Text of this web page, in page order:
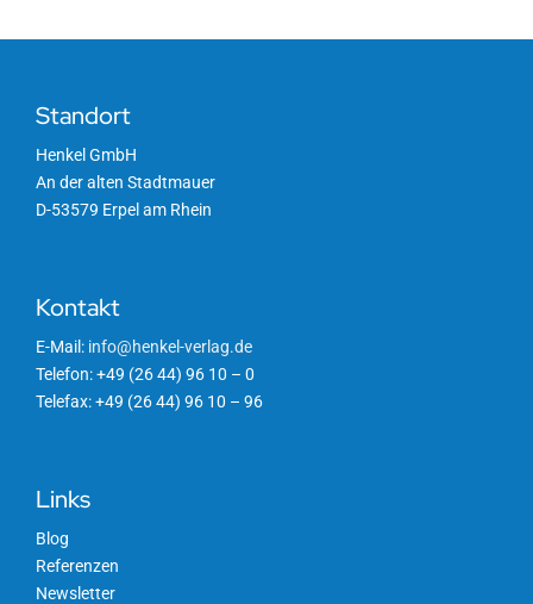
Standort
Henkel GmbH
An der alten Stadtmauer
D-53579 Erpel am Rhein
Kontakt
E-Mail: info@henkel-verlag.de
Telefon: +49 (26 44) 96 10 – 0
Telefax: +49 (26 44) 96 10 – 96
Links
Blog
Referenzen
Newsletter